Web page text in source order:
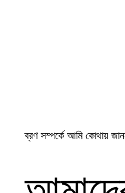
ব্রণ সম্পর্কে আমি কোথায়